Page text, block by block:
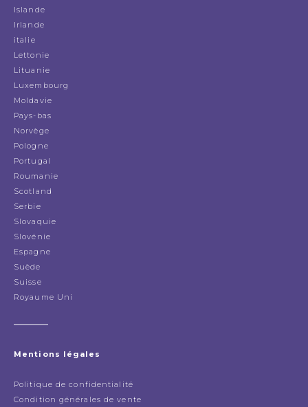
Islande
Irlande
italie
Lettonie
Lituanie
Luxembourg
Moldavie
Pays-bas
Norvège
Pologne
Portugal
Roumanie
Scotland
Serbie
Slovaquie
Slovénie
Espagne
Suède
Suisse
Royaume Uni
Mentions légales
Politique de confidentialité
Condition générales de vente